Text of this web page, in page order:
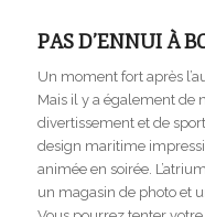
PAS D’ENNUI À
Un moment fort après
Mais il y a également de
divertissement et de
design maritime
animée en soirée.
un magasin de photo et